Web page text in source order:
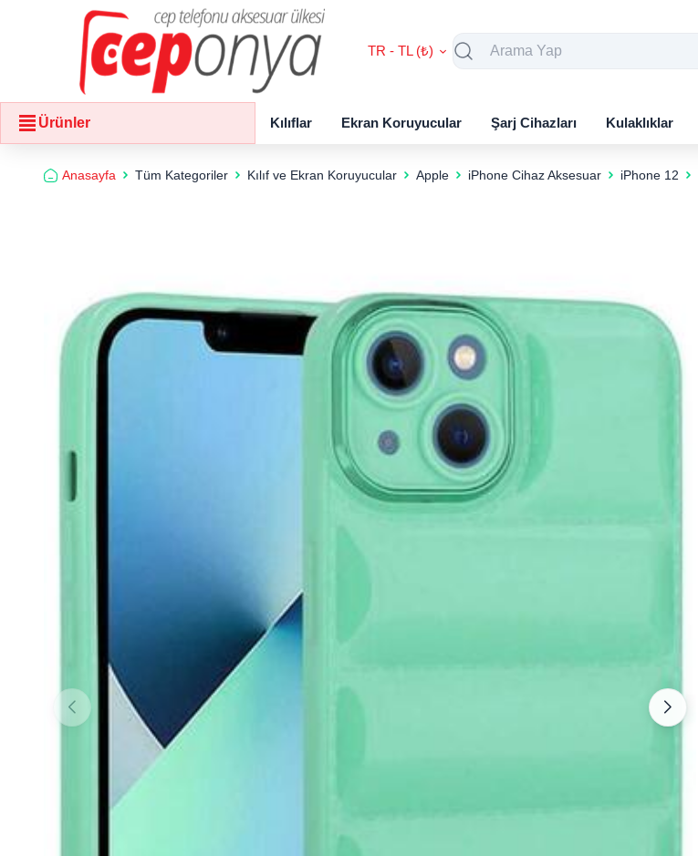
TR - TL (₺)
Ürünler Kılıflar Ekran Koruyucular Şarj Cihazları Kulaklıklar
Anasayfa Tüm Kategoriler Kılıf ve Ekran Koruyucular Apple iPhone Cihaz Aksesuar iPhone 12